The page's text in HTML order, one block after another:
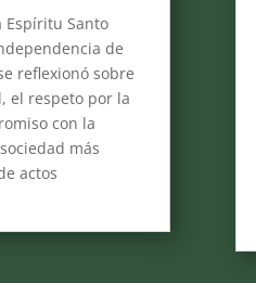
Espíritu Santo
de
reflexionó sobre
el respeto por la
con la
más
actos